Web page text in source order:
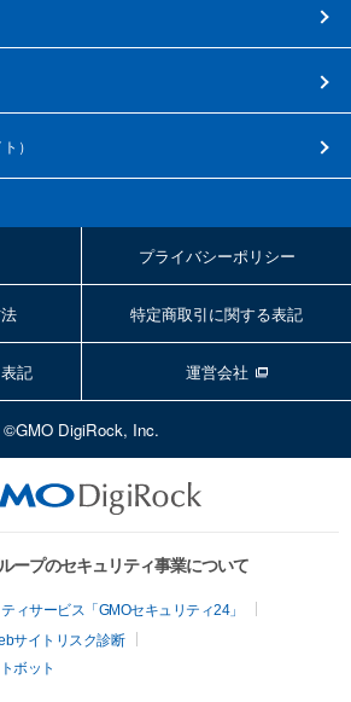
）
プライバシーポリシー
特定商取引に関する表記
記 運営会社
©GMO DigiRock, Inc.
ープのセキュリティ事業について
ィサービス「GMOセキュリティ24」
サイトリスク診断
ボット